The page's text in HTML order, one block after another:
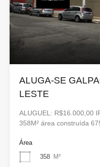
ALUGA-SE
LESTE
ALUGUEL: R$16.000,00
358M² área construída
Área
358 M²